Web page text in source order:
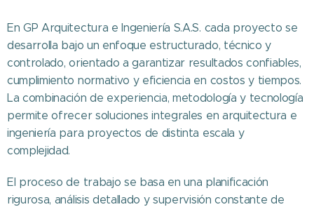
En GP Arquitectura e Ingeniería S.A.S. cada proyecto se
desarrolla bajo un enfoque estructurado, técnico y
controlado, orientado a garantizar resultados confiables,
cumplimiento normativo y eficiencia en costos y tiempos.
La combinación de experiencia, metodología y tecnología
permite ofrecer soluciones integrales en arquitectura e
ingeniería para proyectos de distinta escala y
complejidad.
El proceso de trabajo se basa en una planificación
rigurosa, análisis detallado y supervisión constante de